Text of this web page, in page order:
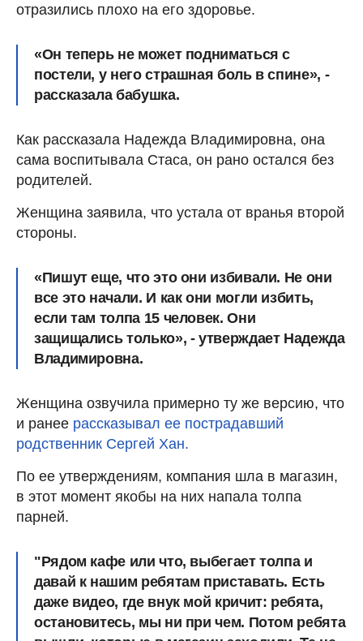
отразились плохо на его здоровье.
«Он теперь не может подниматься с
постели, у него страшная боль в спине», -
рассказала бабушка.
Как рассказала Надежда Владимировна, она
сама воспитывала Стаса, он рано остался без
родителей.
Женщина заявила, что устала от вранья второй
стороны.
«Пишут еще, что это они избивали. Не они
все это начали. И как они могли избить,
если там толпа 15 человек. Они
защищались только», - утверждает Надежда
Владимировна.
Женщина озвучила примерно ту же версию, что
и ранее рассказывал ее пострадавший
родственник Сергей Хан.
По ее утверждениям, компания шла в магазин,
в этот момент якобы на них напала толпа
парней.
"Рядом кафе или что, выбегает толпа и
давай к нашим ребятам приставать. Есть
даже видео, где внук мой кричит: ребята,
остановитесь, мы ни при чем. Потом ребята